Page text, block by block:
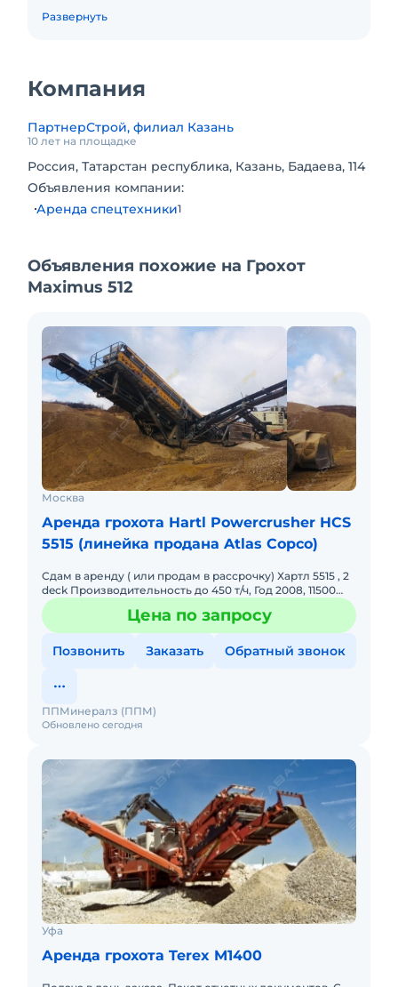
Мощность 73.5 кВт
Развернуть
Компания
ПартнерСтрой, филиал Казань
10 лет на площадке
Россия, Татарстан республика, Казань, Бадаева, 114
Объявления компании:
Аренда спецтехники1
Объявления похожие на Грохот
Maximus 512
Москва
Аренда грохота Hartl Powercrusher HCS
5515 (линейка продана Atlas Copco)
Сдам в аренду ( или продам в рассрочку) Хартл 5515 , 2
deck Производительность до 450 т/ч, Год 2008, 11500
моточасов, Двигатель САТ с 4.4, откапитален, нараб
Цена по запросу
Позвонить Заказать Обратный звонок
Обновлено сегодня
ППМинералз (ППМ)
Уфа
Аренда грохота Terex M1400